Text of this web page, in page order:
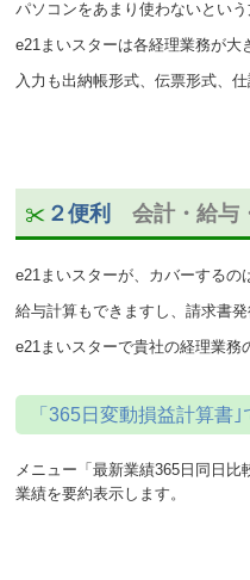
パソコンをあまり使わないという
e21まいスターは各経理業務が大
入力も出納帳形式、伝票形式、
２便利 会計・給与
e21まいスターが、カバーするの
給与計算もできますし、請求書
e21まいスターで貴社の経理業務
「365日変動損益計算書
メニュー「最新業績365日同日
業績を要約表示します。